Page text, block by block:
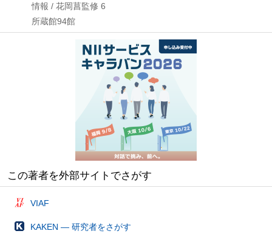
情報 / 花岡菖監修 6
所蔵館94館
この著者を外部サイトでさがす
VIAF
KAKEN — 研究者をさがす